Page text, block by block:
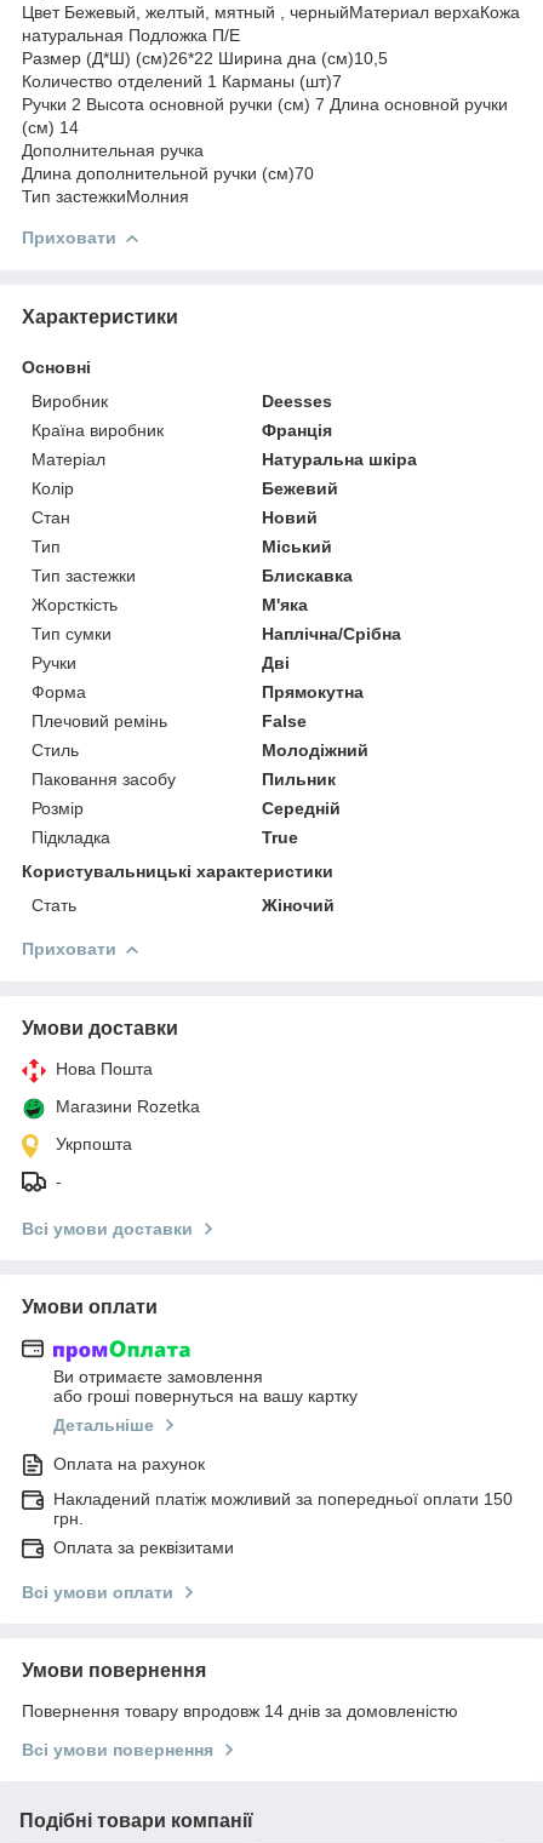
Цвет Бежевый, желтый, мятный , черныйМатериал верхаКожа
натуральная Подложка П/Е
Размер (Д*Ш) (см)26*22 Ширина дна (см)10,5
Количество отделений 1 Карманы (шт)7
Ручки 2 Высота основной ручки (см) 7 Длина основной ручки
(см) 14
Дополнительная ручка
Длина дополнительной ручки (см)70
Тип застежкиМолния
Приховати
Характеристики
Основні
Виробник
Deesses
Країна виробник
Франція
Матеріал
Натуральна шкіра
Колір
Бежевий
Стан
Новий
Тип
Міський
Тип застежки
Блискавка
Жорсткість
М'яка
Тип сумки
Наплічна/Срібна
Ручки
Дві
Форма
Прямокутна
Плечовий ремінь
False
Стиль
Молодіжний
Паковання засобу
Пильник
Розмір
Середній
Підкладка
True
Користувальницькі характеристики
Стать
Жіночий
Приховати
Умови доставки
Нова Пошта
Магазини Rozetka
Укрпошта
-
Всі умови доставки
Умови оплати
Ви отримаєте замовлення
або гроші повернуться на вашу картку
Детальніше
Оплата на рахунок
Накладений платіж можливий за попередньої оплати 150
грн.
Оплата за реквізитами
Всі умови оплати
Умови повернення
Повернення товару впродовж 14 днів за домовленістю
Всі умови повернення
Подібні товари компанії